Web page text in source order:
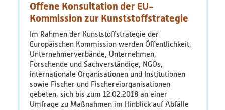
Themenbereiche
Querschnittsthemen
AnsprechpartnerInnen
PlastikNet
Offene Konsultation der EU-
Kommission zur Kunststoffstrategie
Im Rahmen der Kunststoffstrategie der
Europäischen Kommission werden Öffentlichkeit,
Unternehmerverbände, Unternehmen,
Forschende und Sachverständige, NGOs,
internationale Organisationen und Institutionen
sowie Fischer und Fischereiorganisationen
gebeten, sich bis zum 12.02.2018 an einer
Umfrage zu Maßnahmen im Hinblick auf Abfälle